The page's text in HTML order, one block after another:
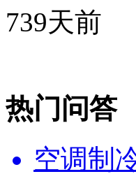
739天前
热门问答
空调制